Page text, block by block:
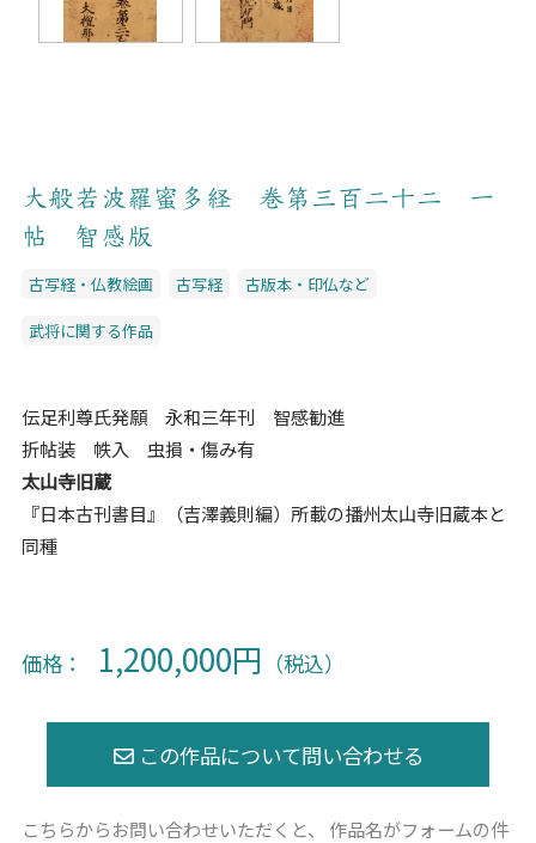
大般若波羅蜜多経 巻第三百二十二 一
帖 智感版
古写経・仏教絵画 古写経 古版本・印仏など
武将に関する作品
伝足利尊氏発願 永和三年刊 智感勧進
折帖装 帙入 虫損・傷み有
太山寺旧蔵
『日本古刊書目』（吉澤義則編）所載の播州太山寺旧蔵本と
同種
価格： 1,200,000円 （税込）
こちらからお問い合わせいただくと、
作品名がフォームの件